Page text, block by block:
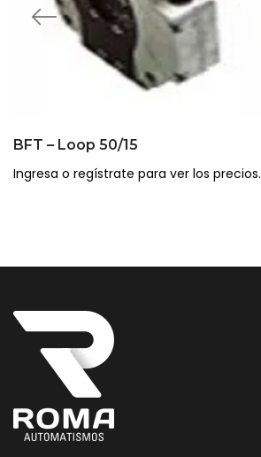
BFT – Loop 50/15
Ingresa o regístrate para ver los precios.